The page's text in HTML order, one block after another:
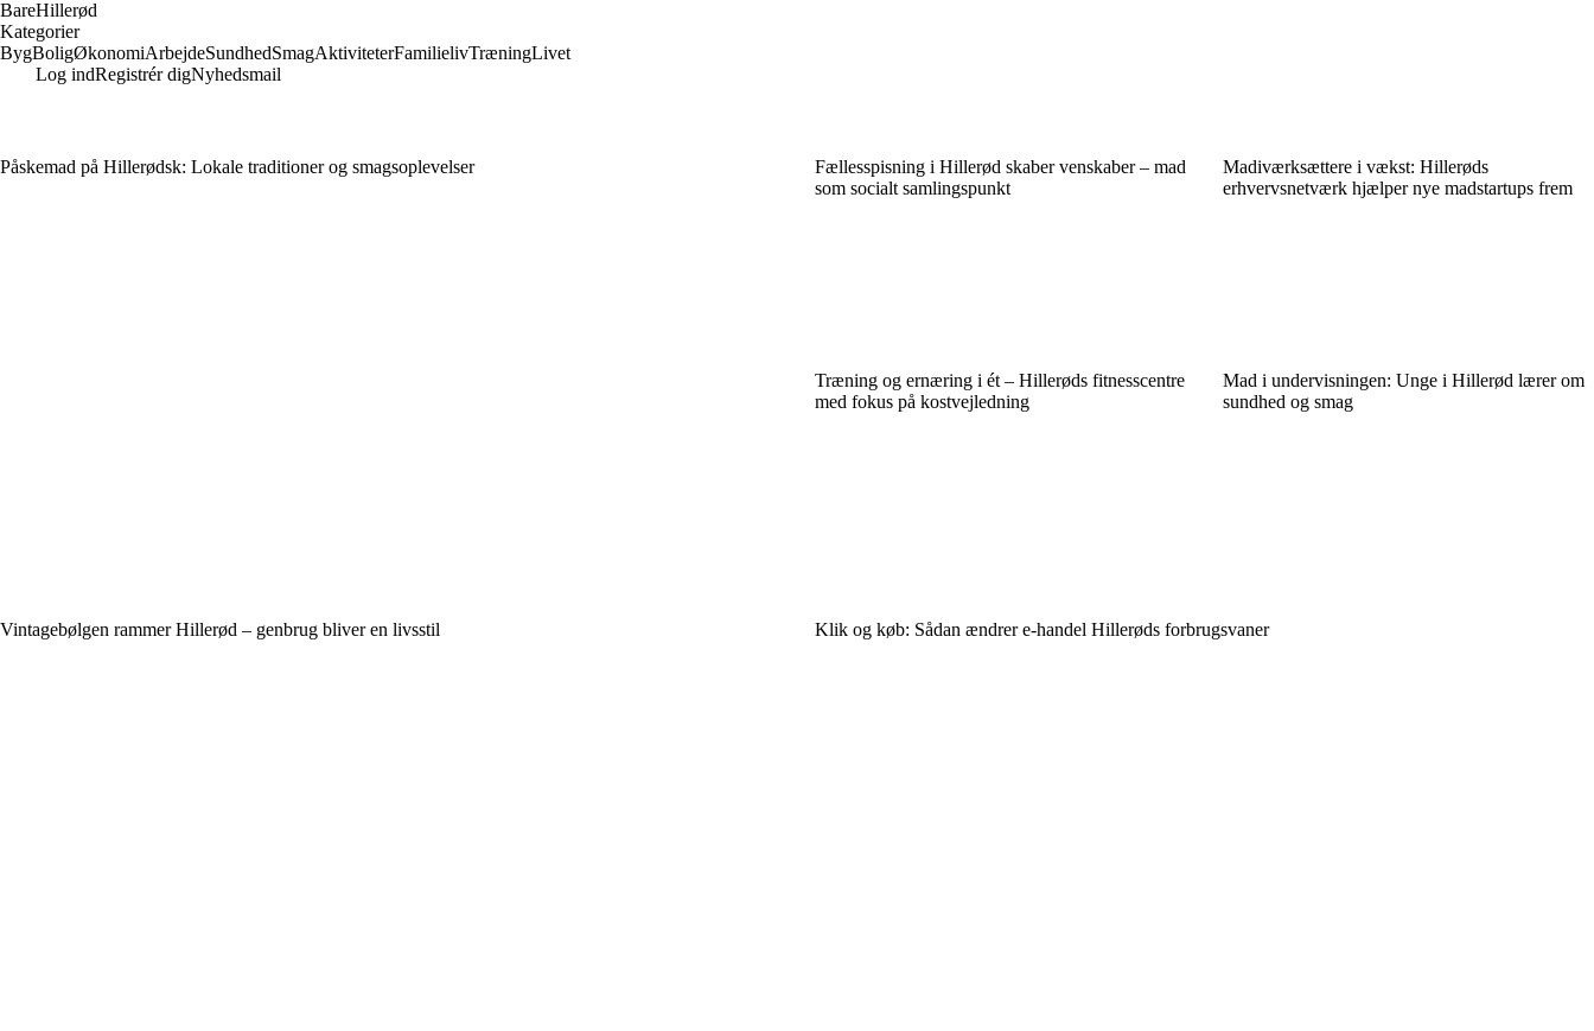
BareHillerød
Kategorier
BygBoligØkonomiArbejdeSundhedSmagAktiviteterFamilielivTræningLivet
Log indRegistrér digNyhedsmail
Påskemad på Hillerødsk: Lokale traditioner og smagsoplevelser
Fællesspisning i Hillerød skaber venskaber – mad
som socialt samlingspunkt
Madiværksættere i vækst: Hillerøds
erhvervsnetværk hjælper nye madstartups frem
Træning og ernæring i ét – Hillerøds fitnesscentre
med fokus på kostvejledning
Mad i undervisningen: Unge i Hillerød lærer om
sundhed og smag
Vintagebølgen rammer Hillerød – genbrug bliver en livsstil Klik og køb: Sådan ændrer e-handel Hillerøds forbrugsvaner